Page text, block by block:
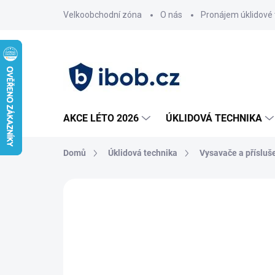
Velkoobchodní zóna O nás Pronájem
AKCE LÉTO 2026 ÚKLIDOVÁ TECHNIKA
Domů Úklidová technika Vysavače a